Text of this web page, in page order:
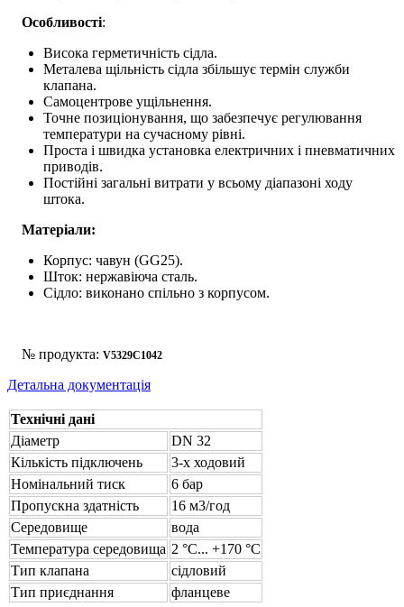
Особливості:
Висока герметичність сідла.
Металева щільність сідла збільшує термін служби
клапана.
Самоцентрове ущільнення.
Точне позиціонування, що забезпечує регулювання
температури на сучасному рівні.
Проста і швидка установка електричних і пневматичних
приводів.
Постійні загальні витрати у всьому діапазоні ходу
штока.
Матеріали:
Корпус: чавун (GG25).
Шток: нержавіюча сталь.
Сідло: виконано спільно з корпусом.
№ продукта: V5329C1042
Детальна документація
Технічні дані
Діаметр
DN 32
Кількість підключень
3-х ходовий
Номінальний тиск
6 бар
Пропускна здатність
16 м3/год
Середовище
вода
Температура середовища 2 °С... +170 °С
Тип клапана
сідловий
Тип приєднання
фланцеве